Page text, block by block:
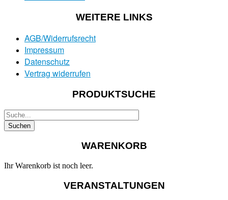
WEITERE LINKS
AGB/Widerrufsrecht
Impressum
Datenschutz
Vertrag widerrufen
PRODUKTSUCHE
WARENKORB
Ihr Warenkorb ist noch leer.
VERANSTALTUNGEN